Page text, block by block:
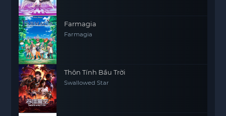
Farmagia
Farmagia
Thôn Tính Bầu Trời
Swallowed Star